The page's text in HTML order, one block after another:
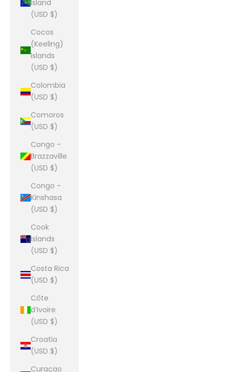
Island
(USD $)
Cocos
(Keeling)
Islands
(USD $)
Colombia
(USD $)
Comoros
(USD $)
Congo -
Brazzaville
(USD $)
Congo -
Kinshasa
(USD $)
Cook
Islands
(USD $)
Costa Rica
(USD $)
Côte
d’Ivoire
(USD $)
Croatia
(USD $)
Curaçao